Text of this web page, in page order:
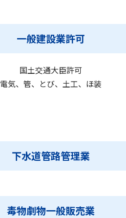
一般建設業許可
国土交通大臣許可
電気、管、とび、土工、ほ装
下水道管路管理業
毒物劇物一般販売業